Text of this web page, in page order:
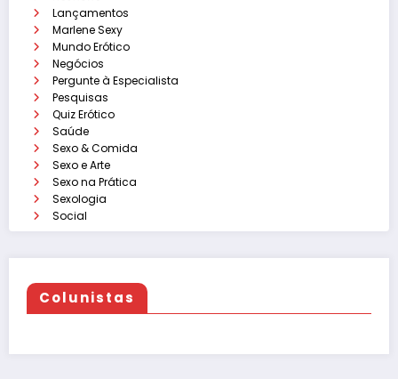
Lançamentos
Marlene Sexy
Mundo Erótico
Negócios
Pergunte à Especialista
Pesquisas
Quiz Erótico
Saúde
Sexo & Comida
Sexo e Arte
Sexo na Prática
Sexologia
Social
Colunistas